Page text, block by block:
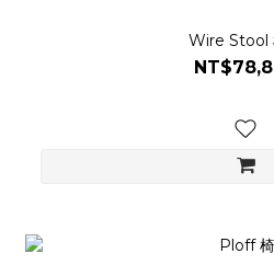
Wire Stool